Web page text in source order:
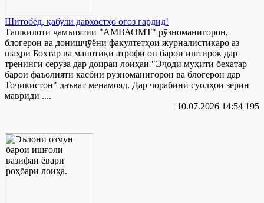
Шитобед, қабули дархостҳо оғоз гардид!
Ташкилоти ҷамъиятии "АМВАОМТ" рӯзноманигорон,
блогерон ва донишҷӯёни факултетҳои журналистикаро аз
шаҳри Бохтар ва манотиқи атрофи он барои иштирок дар
тренинги серуза дар доираи лоиҳаи "Эҷоди муҳити бехатар
барои фаъолияти касбии рӯзноманигорон ва блогерон дар
Тоҷикистон" даъват менамояд. Дар чорабинӣ суолҳои зерин
мавриди ....
10.07.2026 14:54 195